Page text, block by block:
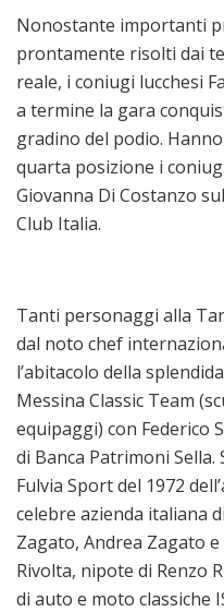
Nonostante importanti
prontamente risolti dai
reale, i coniugi lucchesi
a termine la gara
gradino del podio.
quarta posizione i
Giovanna Di Costanzo
Club Italia.
Tanti personaggi alla
dal noto chef
l’abitacolo della
Messina Classic Team
equipaggi) con Federico
di Banca Patrimoni Sella.
Fulvia Sport del 1972
celebre azienda italiana
Zagato, Andrea Zagato
Rivolta, nipote di Renzo
di auto e moto classiche